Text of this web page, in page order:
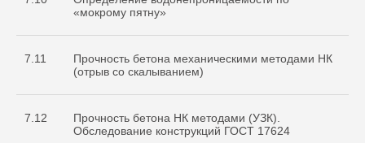
«мокрому пятну»
7.11
Прочность бетона механическими методами НК
(отрыв со скалыванием)
7.12
Прочность бетона НК методами (УЗК).
Обследование конструкций ГОСТ 17624